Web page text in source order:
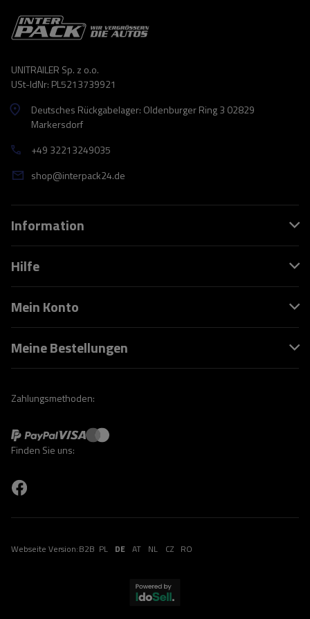
UNITRAILER Sp. z o.o.
USt-IdNr: PL5213739921
Deutsches Rückgabelager: Oldenburger Ring 3 02829
Markersdorf
+49 32213249035
shop@interpack24.de
Information
Hilfe
Mein Konto
Meine Bestellungen
Zahlungsmethoden:
Finden Sie uns:
Webseite Version:B2B PL DE AT NL CZ RO